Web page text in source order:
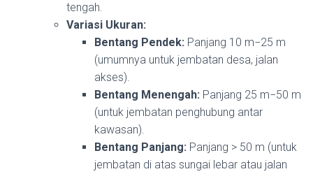
tengah.
Variasi Ukuran:
Bentang Pendek: Panjang 10 m−25 m
(umumnya untuk jembatan desa, jalan
akses).
Bentang Menengah: Panjang 25 m−50 m
(untuk jembatan penghubung antar
kawasan).
Bentang Panjang: Panjang > 50 m (untuk
jembatan di atas sungai lebar atau jalan